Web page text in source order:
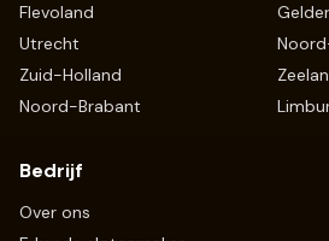
Flevoland
Utrecht
Zuid-Holland
Noord-Brabant
Bedrijf
Over ons